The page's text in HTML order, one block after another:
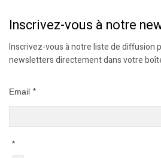
Inscrivez-vous à notre
Inscrivez-vous à notre liste de diffusion
newsletters directement dans votre
Email *
*